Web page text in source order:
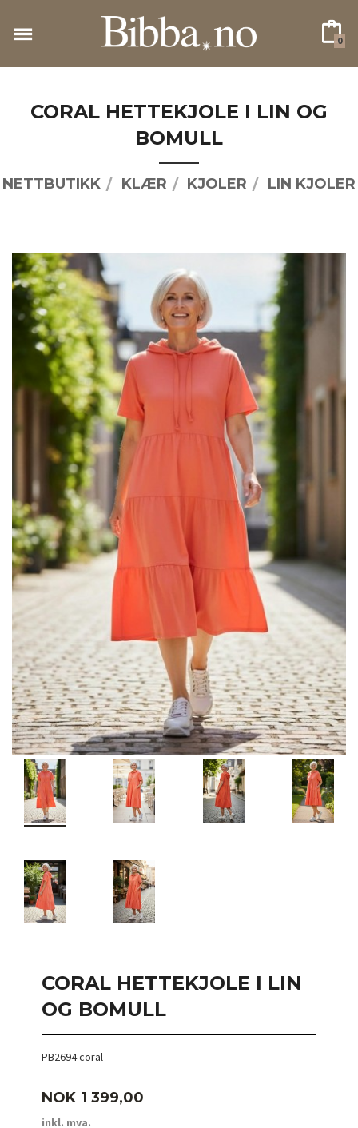
0
CORAL HETTEKJOLE I LIN OG
BOMULL
NETTBUTIKK KLÆR KJOLER LIN KJOLER
CORAL HETTEKJOLE I LIN
OG BOMULL
PB2694 coral
Pris
NOK 1 399,00
inkl. mva.